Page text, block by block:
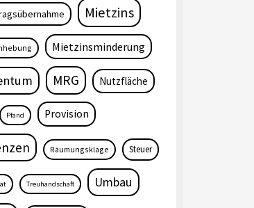
Mietzins
Mietzinsminderung
MRG Nutzfläche
Pfand Provision
Räumungsklage Steuer
Treuhandschaft Umbau